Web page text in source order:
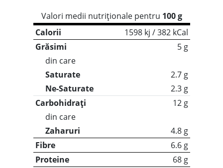
Valori medii nutriționale pentru 100 g
Calorii
1598 kj / 382 kCal
Grăsimi
5 g
din care
Saturate
2.7 g
Ne-Saturate
2.3 g
Carbohidrați
12 g
din care
Zaharuri
4.8 g
Fibre
6.6 g
Proteine
68 g